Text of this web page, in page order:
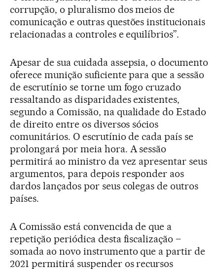
corrupção, o pluralismo dos meios de
comunicação e outras questões institucionais
relacionadas a controles e equilíbrios”.
Apesar de sua cuidada assepsia, o documento
oferece munição suficiente para que a sessão
de escrutínio se torne um fogo cruzado
ressaltando as disparidades existentes,
segundo a Comissão, na qualidade do Estado
de direito entre os diversos sócios
comunitários. O escrutínio de cada país se
prolongará por meia hora. A sessão
permitirá ao ministro da vez apresentar seus
argumentos, para depois responder aos
dardos lançados por seus colegas de outros
países.
A Comissão está convencida de que a
repetição periódica desta fiscalização –
somada ao novo instrumento que a partir de
2021 permitirá suspender os recursos